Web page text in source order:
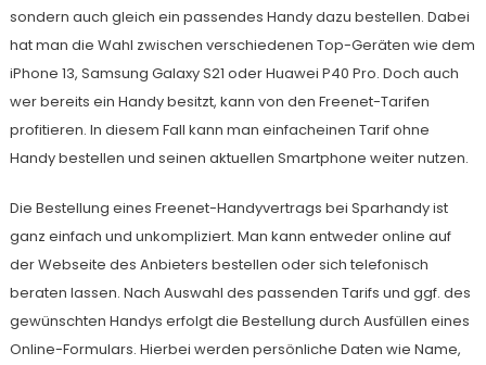
sondern auch gleich ein passendes Handy dazu bestellen. Dabei
hat man die Wahl zwischen verschiedenen Top-Geräten wie dem
iPhone 13, Samsung Galaxy S21 oder Huawei P40 Pro. Doch auch
wer bereits ein Handy besitzt, kann von den Freenet-Tarifen
profitieren. In diesem Fall kann man einfacheinen Tarif ohne
Handy bestellen und seinen aktuellen Smartphone weiter nutzen.
Die Bestellung eines Freenet-Handyvertrags bei Sparhandy ist
ganz einfach und unkompliziert. Man kann entweder online auf
der Webseite des Anbieters bestellen oder sich telefonisch
beraten lassen. Nach Auswahl des passenden Tarifs und ggf. des
gewünschten Handys erfolgt die Bestellung durch Ausfüllen eines
Online-Formulars. Hierbei werden persönliche Daten wie Name,